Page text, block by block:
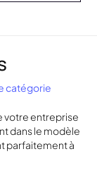
catégorie
votre entreprise
dans le modèle
parfaitement à